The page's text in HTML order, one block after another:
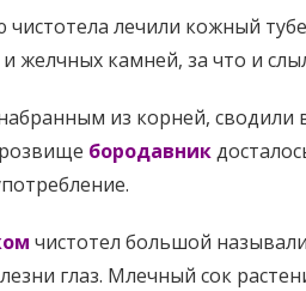
лечили кожный
желчных камней, за что и
из корней, сводили
бородавник
чистотел большой
глаз. Млечный сок